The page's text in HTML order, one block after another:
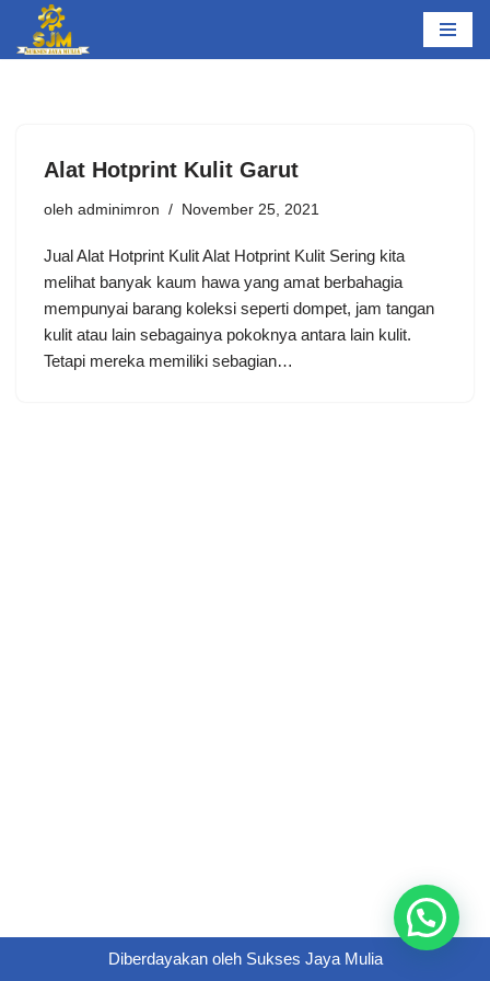
Lompat
Alat Hotprint Kulit Garut
oleh adminimron November 25, 2021
Jual Alat Hotprint Kulit Alat Hotprint Kulit Sering kita
melihat banyak kaum hawa yang amat berbahagia
mempunyai barang koleksi seperti dompet, jam tangan
kulit atau lain sebagainya pokoknya antara lain kulit.
Tetapi mereka memiliki sebagian…
Diberdayakan oleh Sukses Jaya Mulia